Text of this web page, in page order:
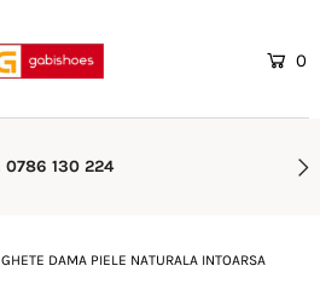
0
🚚 Transport Gratuit
GHETE DAMA PIELE NATURALA INTOARSA